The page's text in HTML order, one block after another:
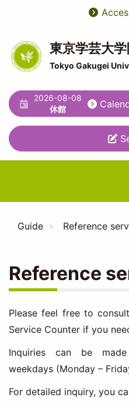
content
User
menu
ユ
ー
テ
ィ
リ
テ
ィ
メ
ュ
ー
東京学芸大
Tokyo Gakugei
2026-08-08
休館
Guide Reference
Reference
Please feel free to
Service Counter if you
Inquiries can be
weekdays (Monday –
For detailed inquiry, you